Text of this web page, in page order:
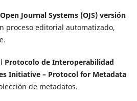
Open Journal Systems (OJS) versión
proceso editorial automatizado,
Protocolo de Interoperabilidad
Initiative – Protocol for Metadata
de metadatos.